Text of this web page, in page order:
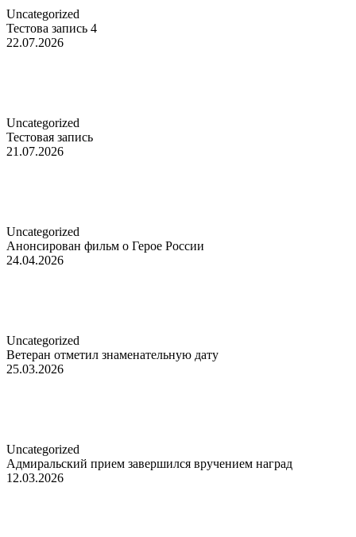
Uncategorized
Тестова запись 4
22.07.2026
Uncategorized
Тестовая запись
21.07.2026
Uncategorized
Анонсирован фильм о Герое России
24.04.2026
Uncategorized
Ветеран отметил знаменательную дату
25.03.2026
Uncategorized
Адмиральский прием завершился вручением наград
12.03.2026